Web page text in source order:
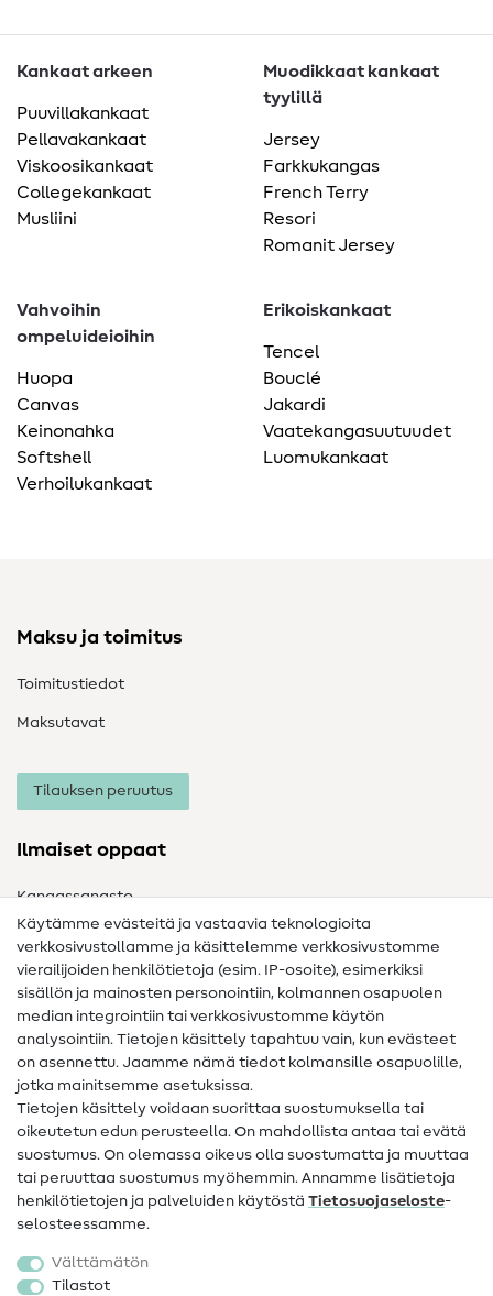
Kankaat arkeen
Puuvillakankaat
Pellavakankaat
Viskoosikankaat
Collegekankaat
Musliini
Muodikkaat kankaat
tyylillä
Jersey
Farkkukangas
French Terry
Resori
Romanit Jersey
Vahvoihin
ompeluideioihin
Huopa
Canvas
Keinonahka
Softshell
Verhoilukankaat
Erikoiskankaat
Tencel
Bouclé
Jakardi
Vaatekangasuutuudet
Luomukankaat
Maksu ja toimitus
Toimitustiedot
Maksutavat
Tilauksen peruutus
Ilmaiset oppaat
Kangassanasto
Ompelusanasto
Ompeluohjeet
Apua ja yhteystiedot
Yhteystiedot
Tietoa omistajanvaihdoksesta
Peruutusoikeus
Suosittu
Kankaat
Käytämme evästeitä ja vastaavia teknologioita
verkkosivustollamme ja käsittelemme verkkosivustomme
vierailijoiden henkilötietoja (esim. IP-osoite), esimerkiksi
sisällön ja mainosten personointiin, kolmannen osapuolen
median integrointiin tai verkkosivustomme käytön
analysointiin. Tietojen käsittely tapahtuu vain, kun evästeet
on asennettu. Jaamme nämä tiedot kolmansille osapuolille,
jotka mainitsemme asetuksissa.
Tietojen käsittely voidaan suorittaa suostumuksella tai
oikeutetun edun perusteella. On mahdollista antaa tai evätä
suostumus. On olemassa oikeus olla suostumatta ja muuttaa
tai peruuttaa suostumus myöhemmin. Annamme lisätietoja
henkilötietojen ja palveluiden käytöstä Tietosuojaseloste-
selosteessamme.
Välttämätön
Tilastot